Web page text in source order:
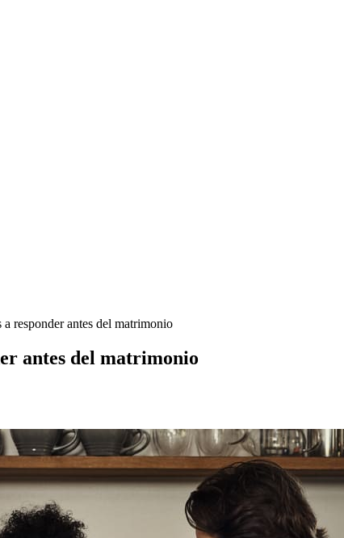
a responder antes del matrimonio
antes del matrimonio